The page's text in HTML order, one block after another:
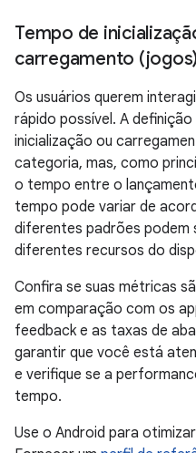
Tempo de
carregamento
Os usuários querem
rápido possível. A
inicialização ou
categoria, mas, como
o tempo entre o
tempo pode variar de
diferentes padrões podem
diferentes recursos do
Confira se suas métricas
em comparação com os
feedback e as taxas de
garantir que você está
e verifique se a
tempo.
Use o Android para